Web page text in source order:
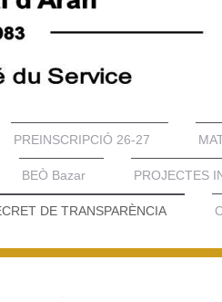
PREINSCRIPCIÓ 26-27
BEÒ Bazar PROJECTES
DE TRANSPARÈNCIA